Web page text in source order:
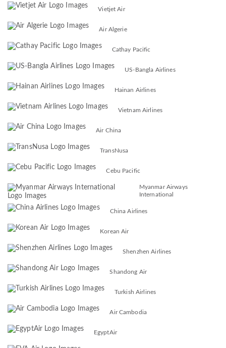
Vietjet Air
Air Algerie
Cathay Pacific
US-Bangla Airlines
Hainan Airlines
Vietnam Airlines
Air China
TransNusa
Cebu Pacific
Myanmar Airways
International
China Airlines
Korean Air
Shenzhen Airlines
Shandong Air
Turkish Airlines
Air Cambodia
EgyptAir